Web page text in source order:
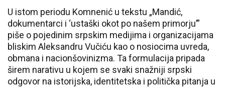
U istom periodu Komnenić u tekstu „Mandić,
dokumentarci i ‘ustaški okot po našem primorju’”
piše o pojedinim srpskim medijima i organizacijama
bliskim Aleksandru Vučiću kao o nosiocima uvreda,
obmana i nacionšovinizma. Ta formulacija pripada
širem narativu u kojem se svaki snažniji srpski
odgovor na istorijska, identitetska i politička pitanja u